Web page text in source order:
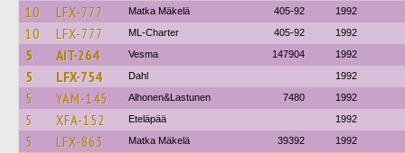
10 LFX-777 Matka Mäkelä 405-92 1992
10 LFX-777 ML-Charter 405-92 1992
5 AIT-264 Vesma 147904 1992
5 LFX-754 Dahl 1992
5 YAM-145 Alhonen&Lastunen 7480 1992
5 XFA-152 Eteläpää 1992
5 LFX-863 Matka Mäkelä 39392 1992